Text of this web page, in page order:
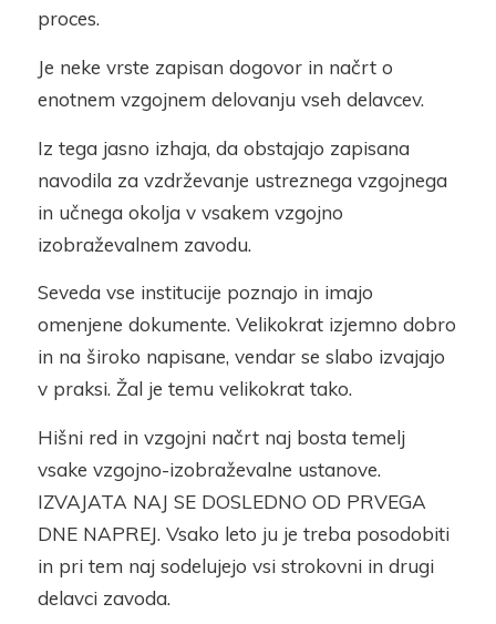
proces.
Je neke vrste zapisan dogovor in načrt o
enotnem vzgojnem delovanju vseh delavcev.
Iz tega jasno izhaja, da obstajajo zapisana
navodila za vzdrževanje ustreznega vzgojnega
in učnega okolja v vsakem vzgojno
izobraževalnem zavodu.
Seveda vse institucije poznajo in imajo
omenjene dokumente. Velikokrat izjemno dobro
in na široko napisane, vendar se slabo izvajajo
v praksi. Žal je temu velikokrat tako.
Hišni red in vzgojni načrt naj bosta temelj
vsake vzgojno-izobraževalne ustanove.
IZVAJATA NAJ SE DOSLEDNO OD PRVEGA
DNE NAPREJ. Vsako leto ju je treba posodobiti
in pri tem naj sodelujejo vsi strokovni in drugi
delavci zavoda.